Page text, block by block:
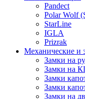
Pandect
Polar Wolf
StarLine
IGLA
Prizrak
Механические и
Замки на
Замки на
Замки
Замки
Замки на